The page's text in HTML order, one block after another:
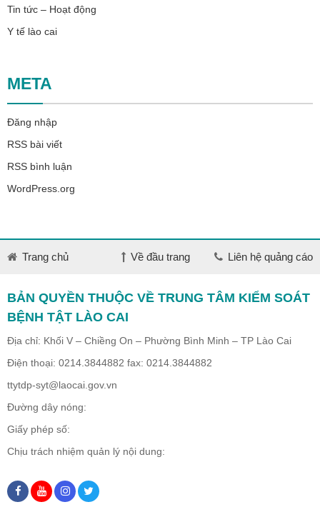
Tin tức – Hoạt động
Y tế lào cai
META
Đăng nhập
RSS bài viết
RSS bình luận
WordPress.org
Trang chủ Về đầu trang Liên hệ quảng cáo
BẢN QUYỀN THUỘC VỀ TRUNG TÂM KIỂM SOÁT
BỆNH TẬT LÀO CAI
Địa chỉ: Khối V – Chiềng On – Phường Bình Minh – TP Lào Cai
Điện thoại: 0214.3844882 fax: 0214.3844882
ttytdp-syt@laocai.gov.vn
Đường dây nóng:
Giấy phép số:
Chịu trách nhiệm quản lý nội dung: